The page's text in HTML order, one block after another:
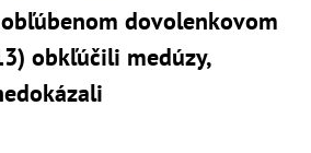
dovolenkovom
obkľúčili medúzy,